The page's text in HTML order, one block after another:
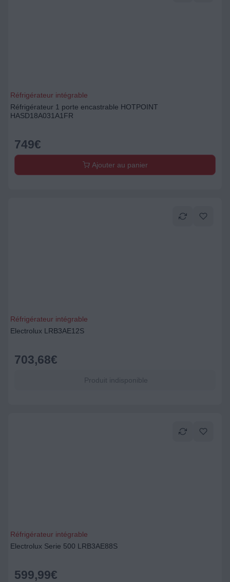
Réfrigérateur intégrable
Réfrigérateur 1 porte encastrable HOTPOINT
HASD18A031A1FR
749€
Ajouter au panier
Réfrigérateur intégrable
Electrolux LRB3AE12S
703,68€
Produit indisponible
Réfrigérateur intégrable
Electrolux Serie 500 LRB3AE88S
599,99€